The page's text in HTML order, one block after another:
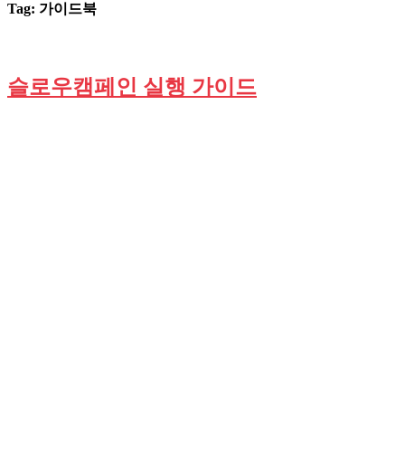
Tag: 가이드북
슬로우캠페인 실행 가이드